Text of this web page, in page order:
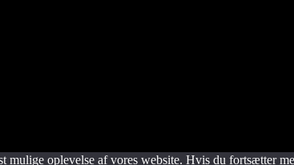
oplevelse af vores website. Hvis du fortsætter